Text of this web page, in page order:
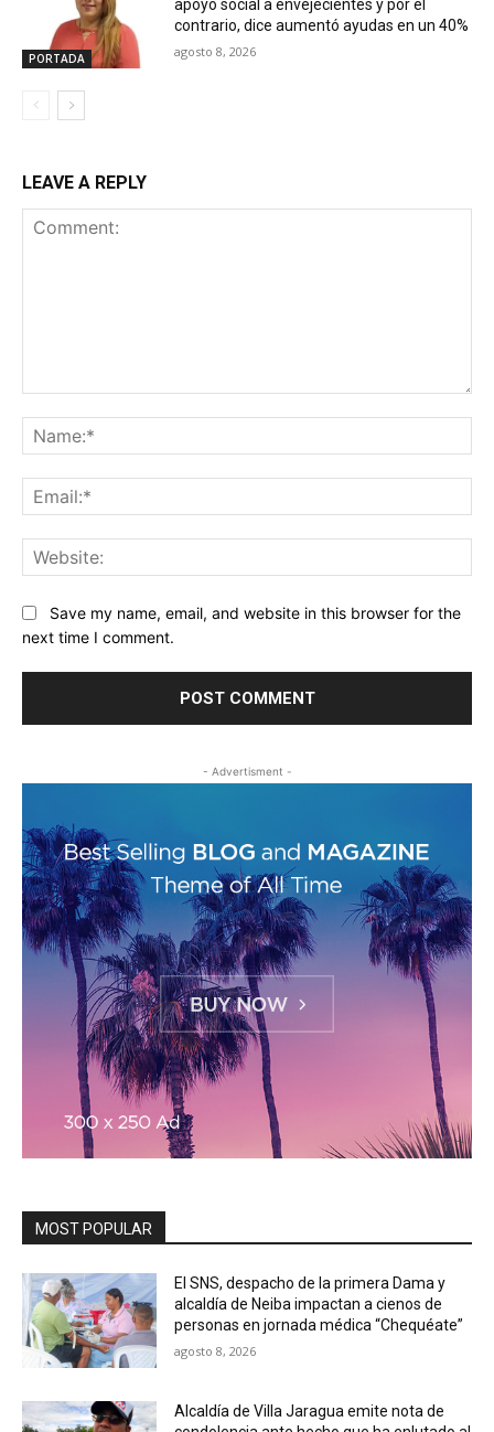
PORTADA
apoyo social a envejecientes y por el
contrario, dice aumentó ayudas en un 40%
agosto 8, 2026
LEAVE A REPLY
Save my name, email, and website in this browser for the
next time I comment.
- Advertisment -
MOST POPULAR
El SNS, despacho de la primera Dama y
alcaldía de Neiba impactan a cienos de
personas en jornada médica “Chequéate”
agosto 8, 2026
Alcaldía de Villa Jaragua emite nota de